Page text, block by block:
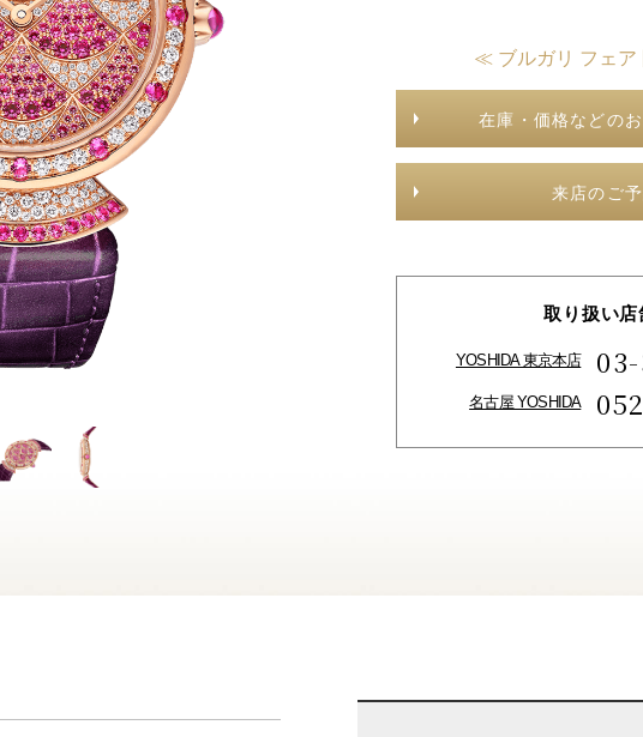
≪ ブルガリ フェ
在庫・価格などの
来店のご
取り扱い店
YOSHIDA 東京本店
名古屋 YOSHIDA